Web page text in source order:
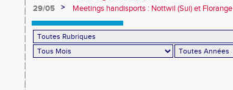
29/05
> Meetings handisports : Nottwil (Sui) et Florange